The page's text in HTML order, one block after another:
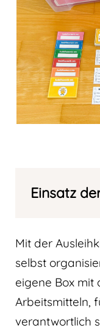
Einsatz
Mit der
selbst
eigene Box mit
Arbeitsmitteln,
verantwortlich